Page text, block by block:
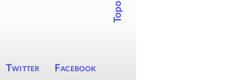
Topo
Twitter Facebook